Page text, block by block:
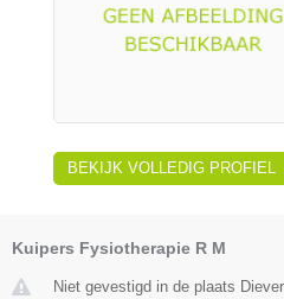
BEKIJK VOLLEDIG PROFIEL
Kuipers Fysiotherapie R M
Niet gevestigd in de plaats